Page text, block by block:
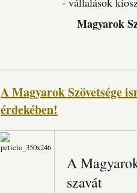
Magyarok
A Magyarok Szövetsége
érdekében!
A
szavát